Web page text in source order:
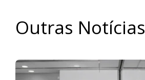
Outras Notícias